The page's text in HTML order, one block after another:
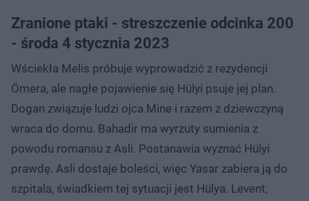
Zranione ptaki - streszczenie odcinka 200
- środa 4 stycznia 2023
Wściekła Melis próbuje wyprowadzić z rezydencji
Ömera, ale nagłe pojawienie się Hülyi psuje jej plan.
Dogan związuje ludzi ojca Mine i razem z dziewczyną
wraca do domu. Bahadir ma wyrzuty sumienia z
powodu romansu z Asli. Postanawia wyznać Hülyi
prawdę. Asli dostaje boleści, więc Yasar zabiera ją do
szpitala, świadkiem tej sytuacji jest Hülya. Levent,